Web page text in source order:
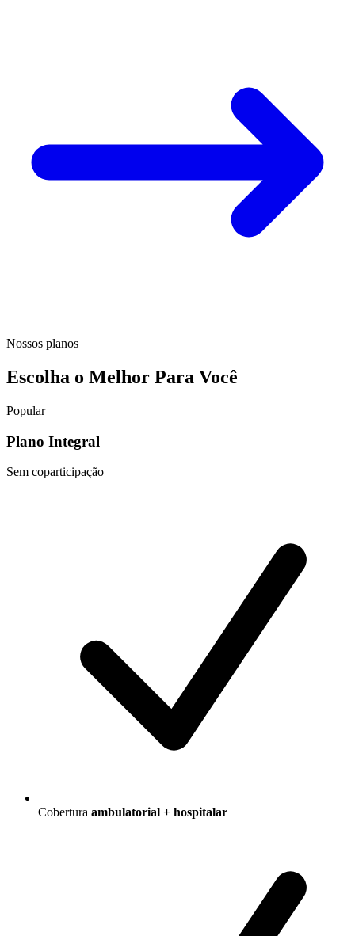
Nossos planos
Escolha o Melhor Para Você
Popular
Plano Integral
Sem coparticipação
Cobertura ambulatorial + hospitalar